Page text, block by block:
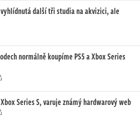
další tři studia na akvizici, ale
normálně koupíme PS5 a Xbox Series
Series S, varuje známý hardwarový web